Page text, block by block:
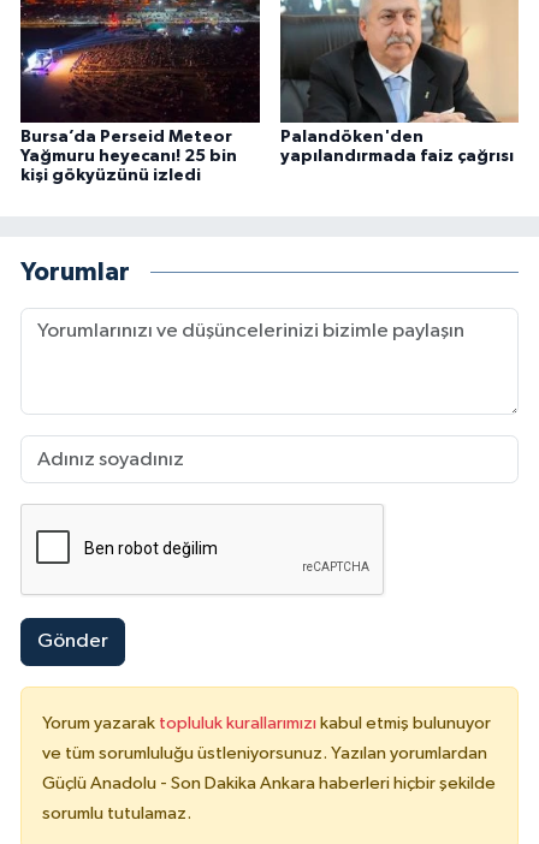
Bursa’da Perseid Meteor
Yağmuru heyecanı! 25 bin
kişi gökyüzünü izledi
Palandöken'den
yapılandırmada faiz çağrısı
Yorumlar
Gönder
Yorum yazarak topluluk kurallarımızı kabul etmiş bulunuyor
ve tüm sorumluluğu üstleniyorsunuz. Yazılan yorumlardan
Güçlü Anadolu - Son Dakika Ankara haberleri hiçbir şekilde
sorumlu tutulamaz.